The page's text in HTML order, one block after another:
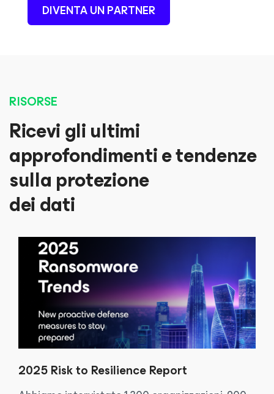
DIVENTA UN PARTNER
RISORSE
Ricevi gli ultimi
approfondimenti e tendenze
sulla protezione
dei dati
2025 Risk to Resilience Report